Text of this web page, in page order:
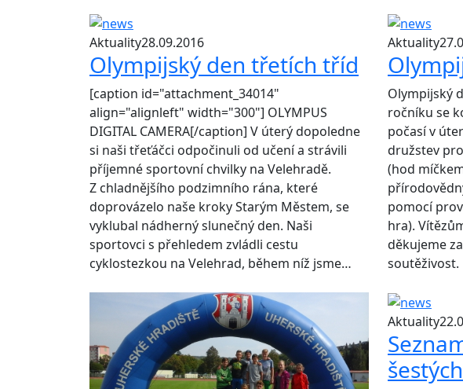
Aktuality28.09.2016
Olympijský den třetích tříd
[caption id="attachment_34014"
align="alignleft" width="300"] OLYMPUS
DIGITAL CAMERA[/caption] V úterý dopoledne
si naši třeťáčci odpočinuli od učení a strávili
příjemné sportovní chvilky na Velehradě.
Z chladnějšího podzimního rána, které
doprovázelo naše kroky Starým Městem, se
vyklubal nádherný slunečný den. Naši
sportovci s přehledem zvládli cestu
cyklostezkou na Velehrad, během níž jsme…
Aktuality
Olympijský
ročníku se
počasí v
družstev
(hod
pomocí
hra).
děkujeme
soutěživost.
Aktuality